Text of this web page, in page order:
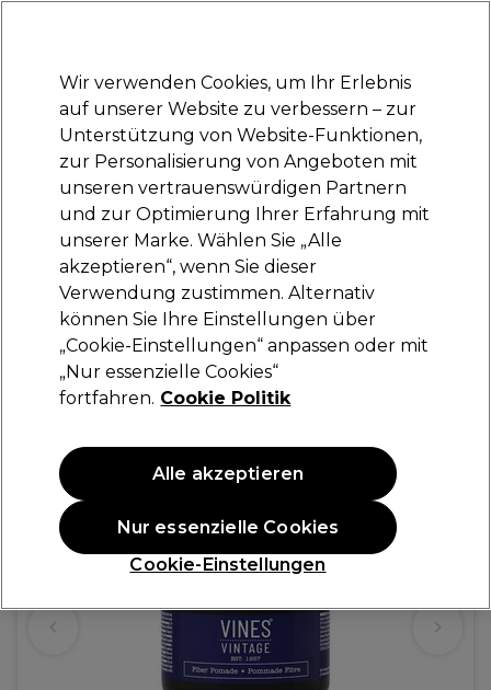
Anmelden
Marken Deals Haare Elektrogeräte Saloneinrichtung
Lieferung und Lieferzeiten
– mehr erfahren
Vines Vintage
Vines Vintage Fiber Pomade
2
7,50 €
6.00 € pro 100ml
Wir verwenden Cookies, um Ihr Erlebnis
auf unserer Website zu verbessern – zur
Unterstützung von Website-Funktionen,
zur Personalisierung von Angeboten mit
unseren vertrauenswürdigen Partnern
und zur Optimierung Ihrer Erfahrung mit
unserer Marke. Wählen Sie „Alle
akzeptieren“, wenn Sie dieser
Verwendung zustimmen. Alternativ
können Sie Ihre Einstellungen über
„Cookie-Einstellungen“ anpassen oder mit
„Nur essenzielle Cookies“
fortfahren. Cookie Politik
Cookie-Einstellungen
Nur essenzielle Cookies
Alle akzeptieren